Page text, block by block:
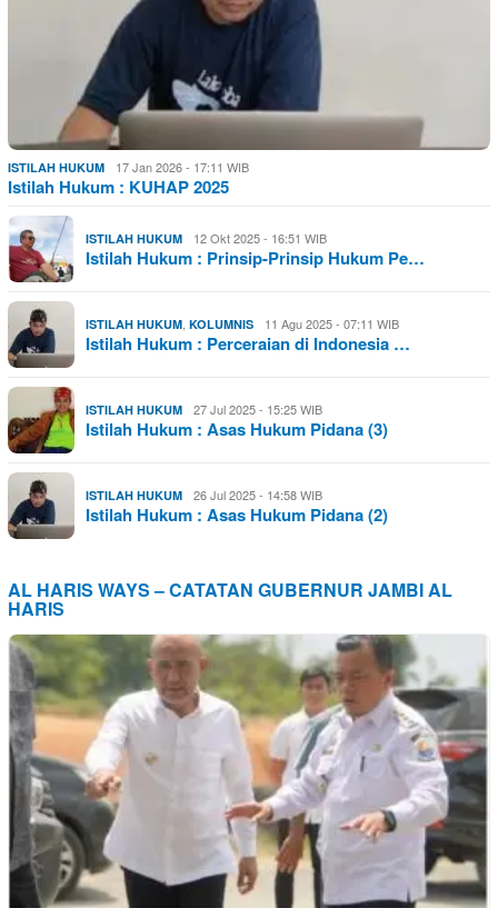
ISTILAH HUKUM 17 Jan 2026 - 17:11 WIB
Istilah Hukum : KUHAP 2025
ISTILAH HUKUM 12 Okt 2025 - 16:51 WIB
Istilah Hukum : Prinsip-Prinsip Hukum Pe…
ISTILAH HUKUM, KOLUMNIS 11 Agu 2025 - 07:11 WIB
Istilah Hukum : Perceraian di Indonesia …
ISTILAH HUKUM 27 Jul 2025 - 15:25 WIB
Istilah Hukum : Asas Hukum Pidana (3)
ISTILAH HUKUM 26 Jul 2025 - 14:58 WIB
Istilah Hukum : Asas Hukum Pidana (2)
AL HARIS WAYS – CATATAN GUBERNUR JAMBI AL
HARIS